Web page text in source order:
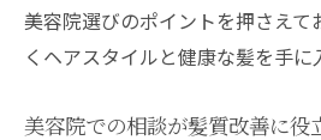
美容院選びのポイントを押さえて
くヘアスタイルと健康な髪を手に
美容院での相談が髪質改善に役